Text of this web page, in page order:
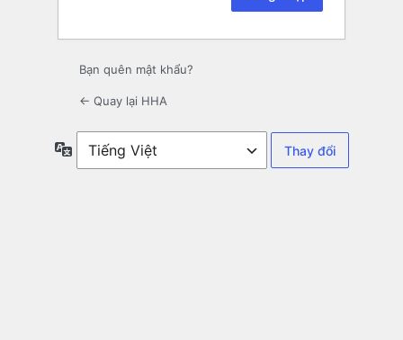
Bạn quên mật khẩu?
← Quay lại HHA
Ngôn
ngữ